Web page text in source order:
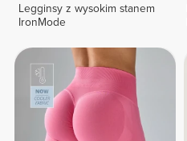
Legginsy z wysokim stanem
IronMode